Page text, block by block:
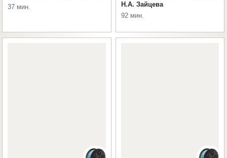
37 мин.
Н.А. Зайцева
92 мин.